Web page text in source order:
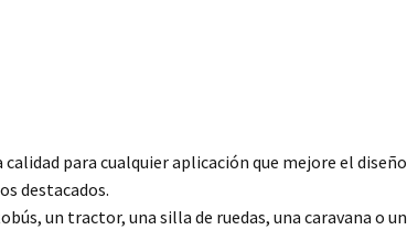
para cualquier aplicación que mejore el diseño
destacados.
un tractor, una silla de ruedas, una caravana o un